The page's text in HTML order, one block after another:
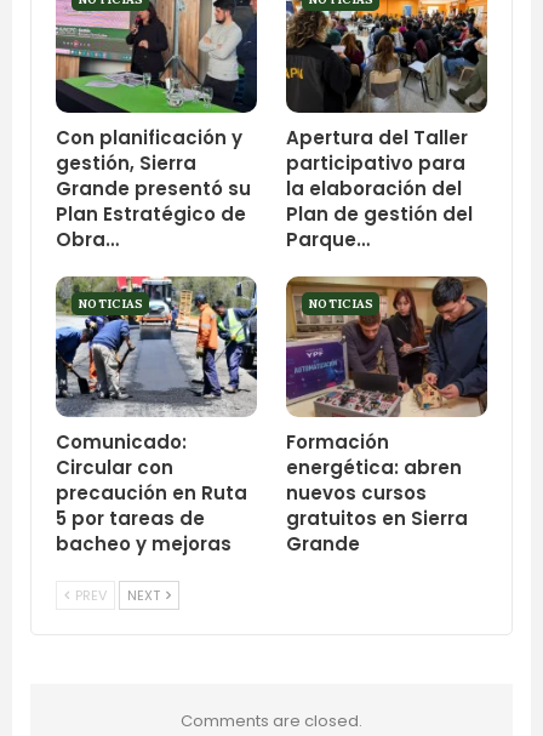
Con planificación y
gestión, Sierra
Grande presentó su
Plan Estratégico de
Obra…
Apertura del Taller
participativo para
la elaboración del
Plan de gestión del
Parque…
NOTICIAS
Comunicado:
Circular con
precaución en Ruta
5 por tareas de
bacheo y mejoras
NOTICIAS
Formación
energética: abren
nuevos cursos
gratuitos en Sierra
Grande
PREV NEXT
Comments are closed.